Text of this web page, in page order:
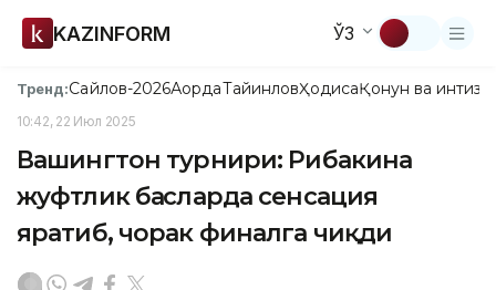
KAZINFORM ЎЗ
Тренд:Сайлов-2026АқордаТайинловҲодисаҚонун ва
10:42, 22 Июл 2025
Вашингтон турнири: Рибакина
жуфтлик баҳсларда сенсация
яратиб, чорак финалга чиқди